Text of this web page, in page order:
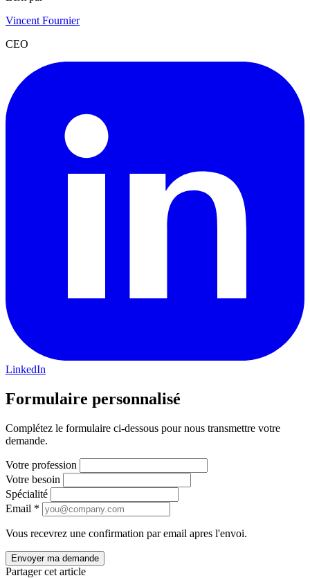
Vincent Fournier
CEO
LinkedIn
Formulaire personnalisé
Complétez le formulaire ci-dessous pour nous transmettre votre
demande.
Votre profession
Votre besoin
Spécialité
Email *
Vous recevrez une confirmation par email apres l'envoi.
Partager cet article